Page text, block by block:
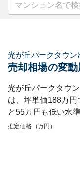
光が丘パークタウン
売却相場の変動
光が丘パークタウ
は、坪単価188万円
と55万円も低い水
推定価格（万円）